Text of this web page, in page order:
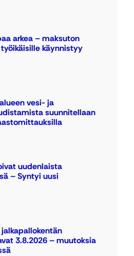
arkea – maksuton
käynnistyy
vesi- ja
suunnitellaan
uudenlaista
– Syntyi uusi
3.8.2026 – muutoksia